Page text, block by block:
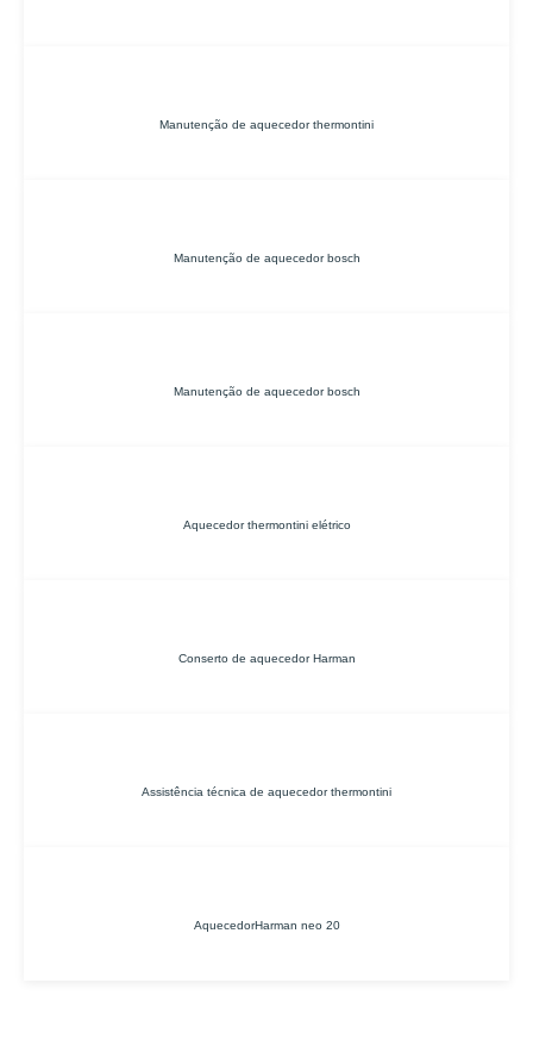
Manutenção de aquecedor thermontini
Manutenção de aquecedor bosch
Manutenção de aquecedor bosch
Aquecedor thermontini elétrico
Conserto de aquecedor Harman
Assistência técnica de aquecedor thermontini
AquecedorHarman neo 20